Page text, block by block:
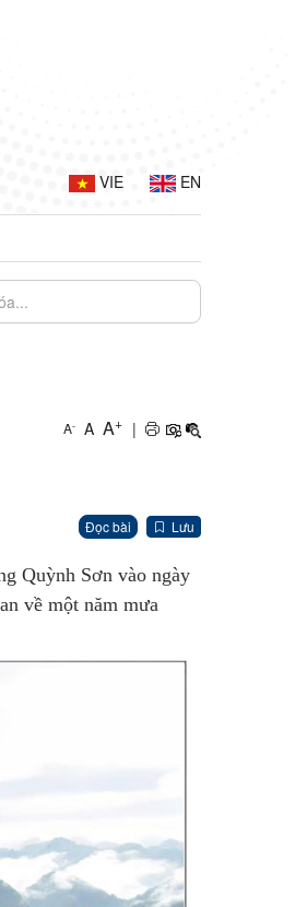
VIE EN
A- A A+ |
Đọc bài Lưu
Quỳnh Sơn vào ngày
về một năm mưa